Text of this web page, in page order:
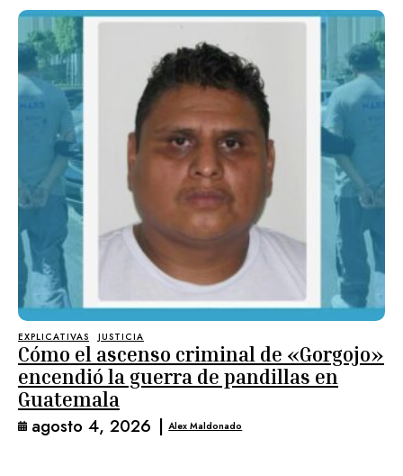
EXPLICATIVAS JUSTICIA
Cómo el ascenso criminal de «Gorgojo»
encendió la guerra de pandillas en
Guatemala
agosto 4, 2026 | Alex Maldonado